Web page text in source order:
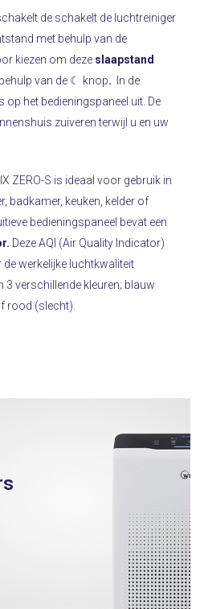
de schakelt de luchtreiniger
met behulp van de
kiezen om deze slaapstand
van de ☾ knop. In de
het bedieningspaneel uit. De
zuiveren terwijl u en uw
ZERO-S is ideaal voor gebruik in
badkamer, keuken, kelder of
bedieningspaneel bevat een
Deze AQI (Air Quality Indicator)
werkelijke luchtkwaliteit
verschillende kleuren; blauw
rood (slecht).